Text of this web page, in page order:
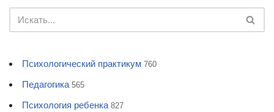
Психологический практикум 760
Педагогика 565
Психология ребенка 827